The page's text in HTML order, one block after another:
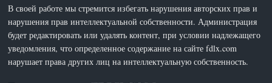
В своей работе мы стремится избегать нарушения авторских прав и
нарушения прав интеллектуальной собственности. Администрация
будет редактировать или удалять контент, при условии надлежащего
уведомления, что определенное содержание на сайте fdlx.com
нарушает права других лиц на интеллектуальную собственность.